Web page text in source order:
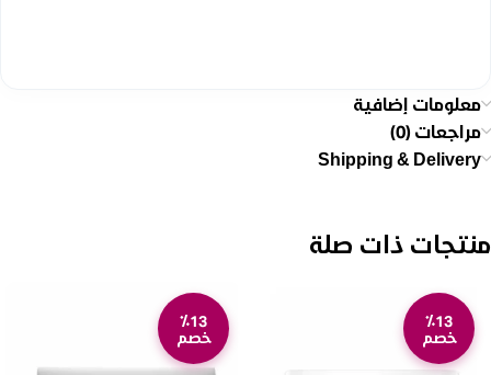
معلومات إضافية
مراجعات (0)
Shipping & Delivery
منتجات ذات صلة
٪13
خصم
٪13
خصم